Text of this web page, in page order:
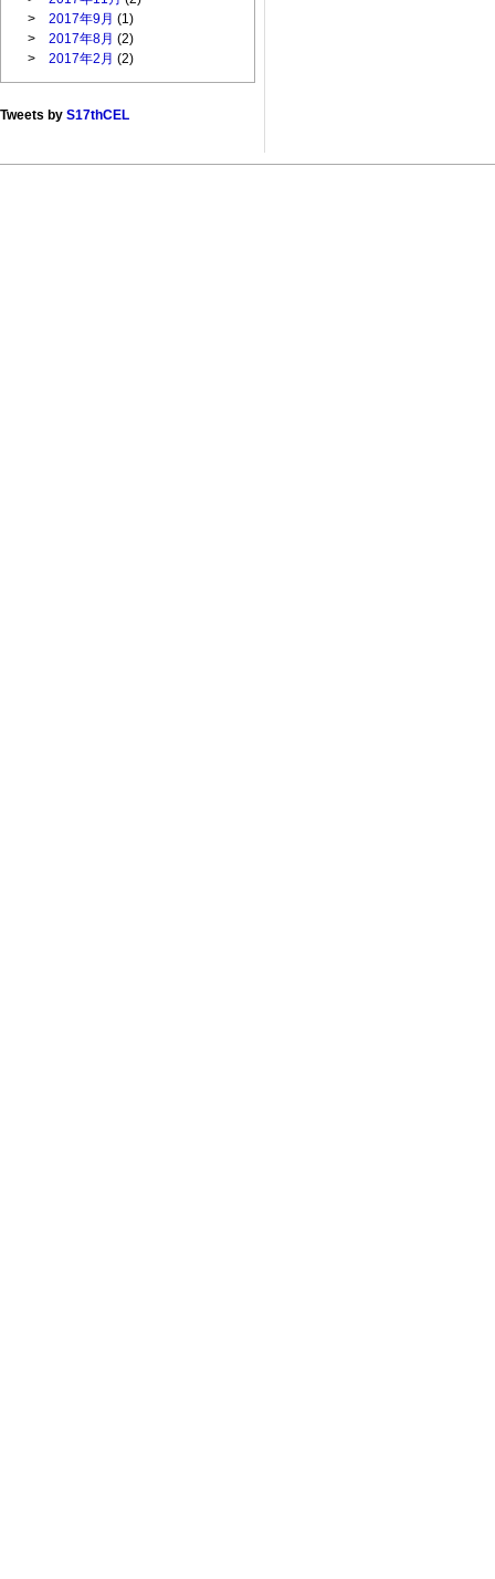
> 2017年9月 (1)
> 2017年8月 (2)
> 2017年2月 (2)
Tweets by S17thCEL